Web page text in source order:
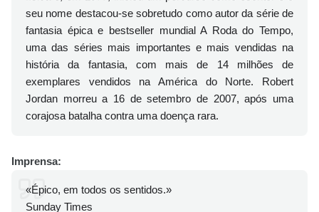
seu nome destacou-se sobretudo como autor da série de
fantasia épica e bestseller mundial A Roda do Tempo,
uma das séries mais importantes e mais vendidas na
história da fantasia, com mais de 14 milhões de
exemplares vendidos na América do Norte. Robert
Jordan morreu a 16 de setembro de 2007, após uma
corajosa batalha contra uma doença rara.
Imprensa:
«Épico, em todos os sentidos.»
Sunday Times